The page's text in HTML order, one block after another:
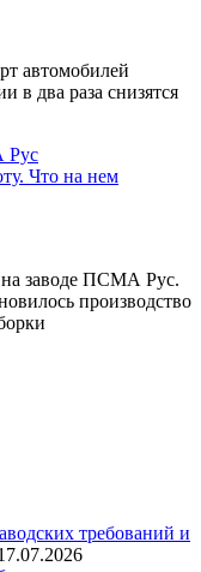
автомобилей
в два раза снизятся
Что на нем
на заводе ПСМА Рус.
производство
требований и